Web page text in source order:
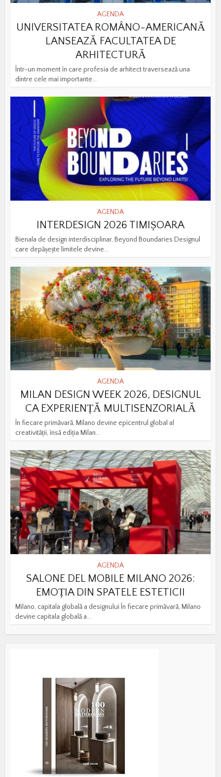
AGENDA
UNIVERSITATEA ROMÂNO-AMERICANĂ
LANSEAZĂ FACULTATEA DE
ARHITECTURĂ
Într-un moment în care profesia de arhitect traversează una
dintre cele mai importante...
AGENDA
INTERDESIGN 2026 TIMIȘOARA
Bienala de design interdisciplinar, Beyond Boundaries Designul
care depășește limitele devine...
AGENDA
MILAN DESIGN WEEK 2026, DESIGNUL
CA EXPERIENȚĂ MULTISENZORIALĂ
În fiecare primăvară, Milano devine epicentrul global al
creativității, însă ediția Milan...
AGENDA
SALONE DEL MOBILE MILANO 2026:
EMOȚIA DIN SPATELE ESTETICII
Milano, capitala globală a designului În fiecare primăvară, Milano
devine capitala globală a...